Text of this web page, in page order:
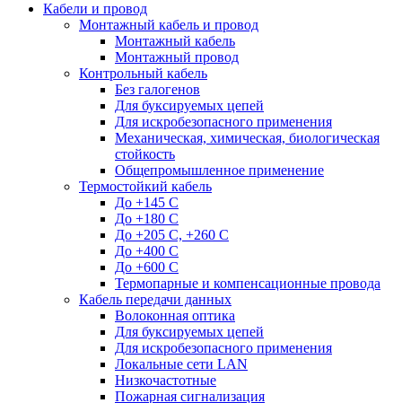
Кабели и провод
Монтажный кабель и провод
Монтажный кабель
Монтажный провод
Контрольный кабель
Без галогенов
Для буксируемых цепей
Для искробезопасного применения
Механическая, химическая, биологическая
стойкость
Общепромышленное применение
Термостойкий кабель
До +145 С
До +180 C
До +205 С, +260 С
До +400 C
До +600 С
Термопарные и компенсационные провода
Кабель передачи данных
Волоконная оптика
Для буксируемых цепей
Для искробезопасного применения
Локальные сети LAN
Низкочастотные
Пожарная сигнализация